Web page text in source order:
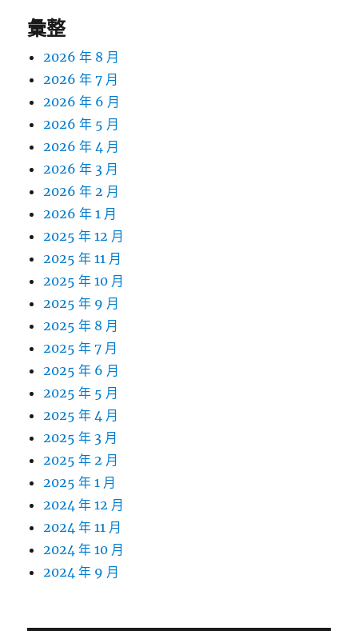
彙整
2026 年 8 月
2026 年 7 月
2026 年 6 月
2026 年 5 月
2026 年 4 月
2026 年 3 月
2026 年 2 月
2026 年 1 月
2025 年 12 月
2025 年 11 月
2025 年 10 月
2025 年 9 月
2025 年 8 月
2025 年 7 月
2025 年 6 月
2025 年 5 月
2025 年 4 月
2025 年 3 月
2025 年 2 月
2025 年 1 月
2024 年 12 月
2024 年 11 月
2024 年 10 月
2024 年 9 月